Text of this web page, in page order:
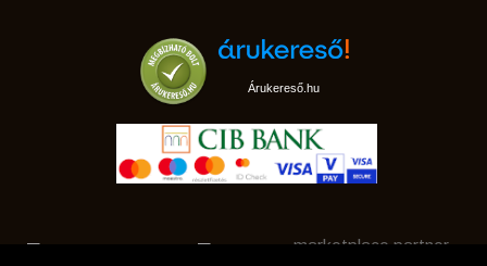
Árukereső.hu
marketplace partner